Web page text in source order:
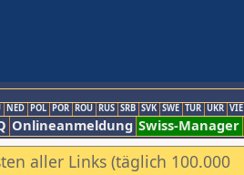
NED POL POR ROU RUS SRB SVK SWE TUR UKR VIE
Onlineanmeldung Swiss-Manager
aller Links (täglich 100.000